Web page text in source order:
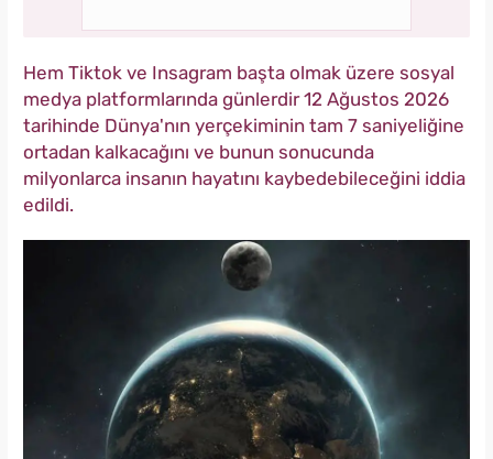
Hem Tiktok ve Insagram başta olmak üzere sosyal
medya platformlarında günlerdir 12 Ağustos 2026
tarihinde Dünya'nın yerçekiminin tam 7 saniyeliğine
ortadan kalkacağını ve bunun sonucunda
milyonlarca insanın hayatını kaybedebileceğini iddia
edildi.